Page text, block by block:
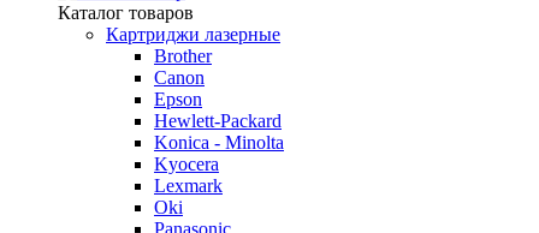
Каталог товаров
Картриджи лазерные
Brother
Canon
Epson
Hewlett-Packard
Konica - Minolta
Kyocera
Lexmark
Oki
Panasonic